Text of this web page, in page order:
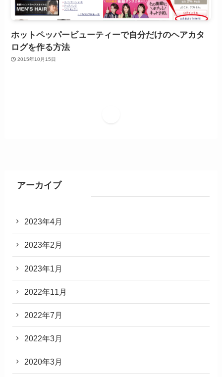
ホットペッパービューティーで自分だけのヘアカタ
ログを作る方法
2015年10月15日
アーカイブ
2023年4月
2023年2月
2023年1月
2022年11月
2022年7月
2022年3月
2020年3月